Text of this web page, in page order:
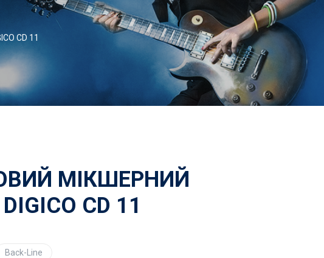
CD 11
МІКШЕРНИЙ
CD 11
Back-Line